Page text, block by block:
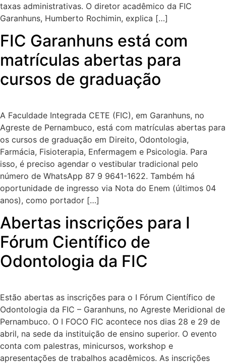
taxas administrativas. O diretor acadêmico da FIC
Garanhuns, Humberto Rochimin, explica […]
FIC Garanhuns está com
matrículas abertas para
cursos de graduação
A Faculdade Integrada CETE (FIC), em Garanhuns, no
Agreste de Pernambuco, está com matrículas abertas para
os cursos de graduação em Direito, Odontologia,
Farmácia, Fisioterapia, Enfermagem e Psicologia. Para
isso, é preciso agendar o vestibular tradicional pelo
número de WhatsApp 87 9 9641-1622. Também há
oportunidade de ingresso via Nota do Enem (últimos 04
anos), como portador […]
Abertas inscrições para I
Fórum Científico de
Odontologia da FIC
Estão abertas as inscrições para o I Fórum Científico de
Odontologia da FIC – Garanhuns, no Agreste Meridional de
Pernambuco. O I FOCO FIC acontece nos dias 28 e 29 de
abril, na sede da instituição de ensino superior. O evento
conta com palestras, minicursos, workshop e
apresentações de trabalhos acadêmicos. As inscrições